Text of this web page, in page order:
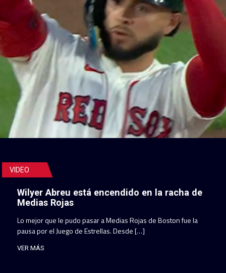
VIDEO
Wilyer Abreu está encendido en la racha de
Medias Rojas
Lo mejor que le pudo pasar a Medias Rojas de Boston fue la
pausa por el Juego de Estrellas. Desde […]
VER MÁS